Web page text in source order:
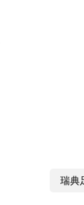
瑞典